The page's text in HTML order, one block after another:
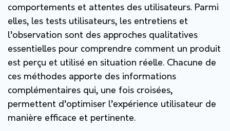
comportements et attentes des utilisateurs. Parmi
elles, les tests utilisateurs, les entretiens et
l’observation sont des approches qualitatives
essentielles pour comprendre comment un produit
est perçu et utilisé en situation réelle. Chacune de
ces méthodes apporte des informations
complémentaires qui, une fois croisées,
permettent d’optimiser l’expérience utilisateur de
manière efficace et pertinente.